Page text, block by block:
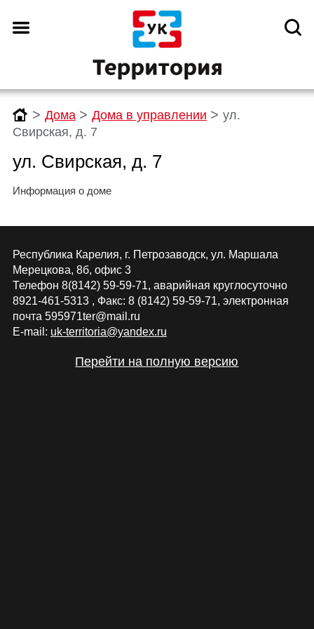
> Дома > Дома в управлении > ул.
Свирская, д. 7
ул. Свирская, д. 7
Информация о доме
Республика Карелия, г. Петрозаводск, ул. Маршала
Мерецкова, 8б, офис 3
Телефон 8(8142) 59-59-71, аварийная круглосуточно
8921-461-5313 , Факс: 8 (8142) 59-59-71, электронная
почта 595971ter@mail.ru
E-mail: uk-territoria@yandex.ru
Перейти на полную версию